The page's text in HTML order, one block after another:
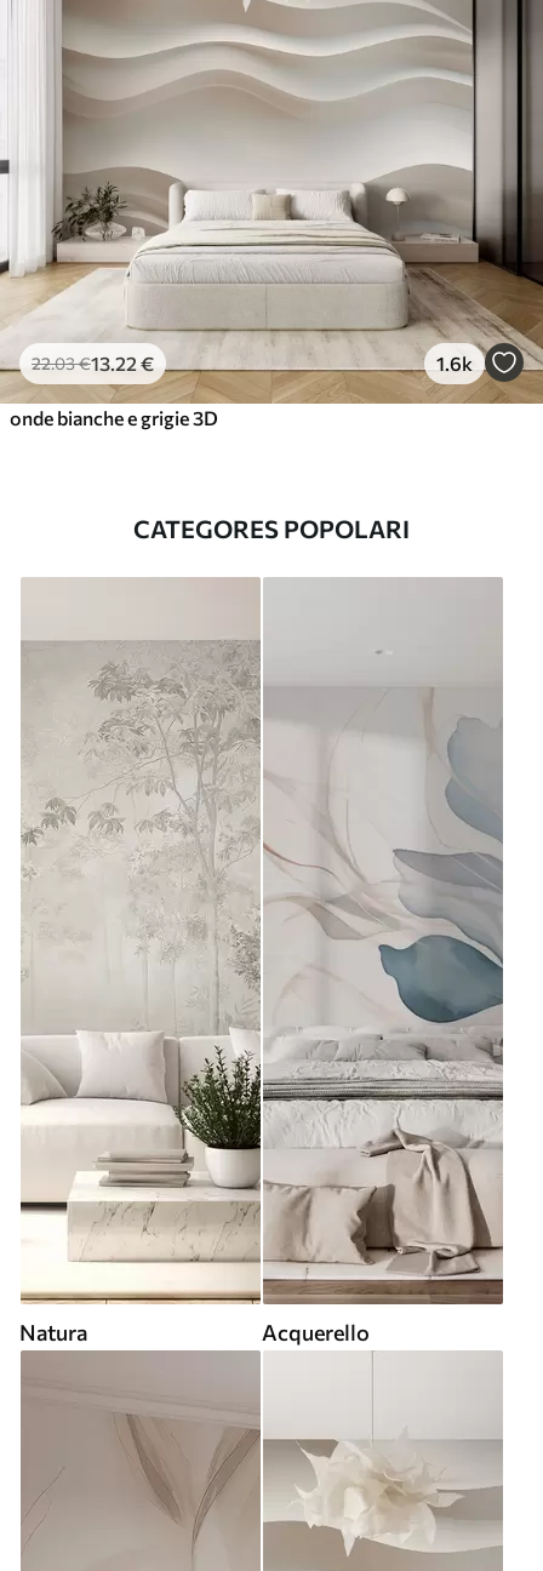
22.03€13 .22 € 1.6k
onde bianche e grigie 3D
CATEGORES POPOLARI
Natura Acquerello